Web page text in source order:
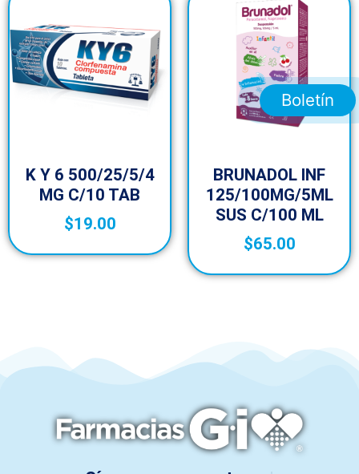
K Y 6 500/25/5/4
MG C/10 TAB
$19.00
BRUNADOL INF
125/100MG/5ML
SUS C/100 ML
$65.00
Boletín